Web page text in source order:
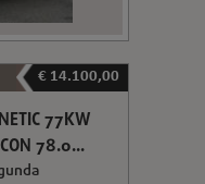
€ 14.100,00
77KW
78.0...